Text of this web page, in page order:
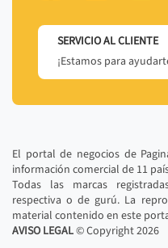
SERVICIO AL CLIENTE
¡Estamos para
El portal de negocios de
información comercial de 11
Todas las marcas
respectiva o de gurú. La
material contenido en este
AVISO LEGAL© Copyright2026